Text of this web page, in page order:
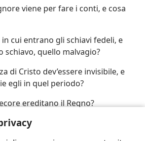
viene per fare i conti, e cosa
in cui entrano gli schiavi fedeli, e
schiavo, quello malvagio?
di Cristo dev’essere invisibile, e
egli in quel periodo?
ereditano il Regno?
la “fondazione del mondo”?